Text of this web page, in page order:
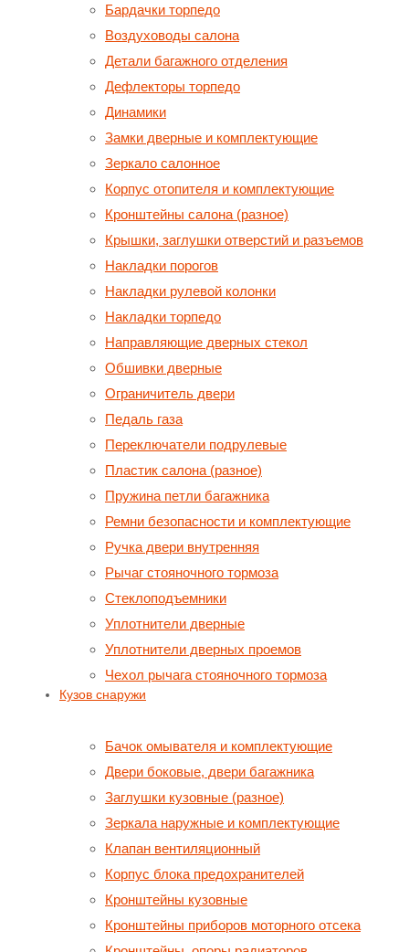
Бардачки торпедо
Воздуховоды салона
Детали багажного отделения
Дефлекторы торпедо
Динамики
Замки дверные и комплектующие
Зеркало салонное
Корпус отопителя и комплектующие
Кронштейны салона (разное)
Крышки, заглушки отверстий и разъемов
Накладки порогов
Накладки рулевой колонки
Накладки торпедо
Направляющие дверных стекол
Обшивки дверные
Ограничитель двери
Педаль газа
Переключатели подрулевые
Пластик салона (разное)
Пружина петли багажника
Ремни безопасности и комплектующие
Ручка двери внутренняя
Рычаг стояночного тормоза
Стеклоподъемники
Уплотнители дверные
Уплотнители дверных проемов
Чехол рычага стояночного тормоза
Кузов снаружи
Бачок омывателя и комплектующие
Двери боковые, двери багажника
Заглушки кузовные (разное)
Зеркала наружные и комплектующие
Клапан вентиляционный
Корпус блока предохранителей
Кронштейны кузовные
Кронштейны приборов моторного отсека